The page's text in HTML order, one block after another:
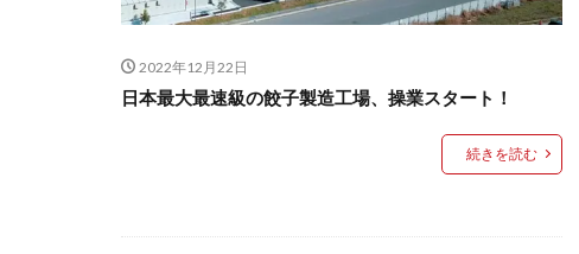
2022年12月22日
日本最大最速級の餃子製造工場、操業スタート！
続きを読む